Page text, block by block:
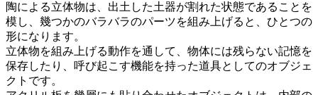
陶による立体物は、出土した土器が割れた状態であることを
模し、幾つかのバラバラのパーツを組み上げると、ひとつの
形になります。
立体物を組み上げる動作を通して、物体には残らない記憶を
保存したり、呼び起こす機能を持った道具としてのオブジェ
クトです。